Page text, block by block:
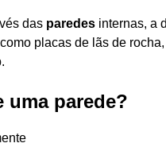
das paredes internas, a
placas de lãs de
uma parede?